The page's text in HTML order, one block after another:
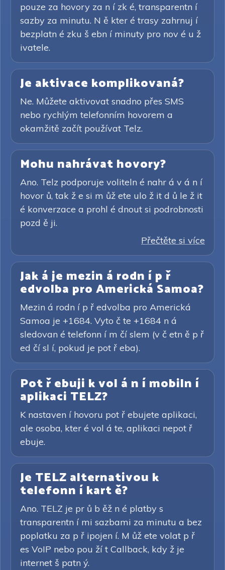
pouze za hovory za n í zk é, transparentn í
sazby za minutu. N ě kter é trasy zahrnuj í
bezplatn é zku š ebn í minuty pro nov é u ž
ivatele.
Je aktivace komplikovaná?
Ne. Můžete aktivovat snadno přes SMS
nebo rychlým telefonním hovorem a
okamžitě začít používat Telz.
Mohu nahrávat hovory?
Ano. Telz podporuje voliteln é nahr á v á n í
hovor ů, tak ž e si m ůž ete ulo ž it d ů le ž it
é konverzace a prohl é dnout si podrobnosti
pozd ě ji.
Přečtěte si více
Jak á je mezin á rodn í p ř
edvolba pro Americká Samoa?
Mezin á rodn í p ř edvolba pro Americká
Samoa je +1684. Vyto č te +1684 n á
sledovan é telefonn í m čí slem (v č etn ě p ř
ed čí sl í, pokud je pot ř eba).
Pot ř ebuji k vol á n í mobiln í
aplikaci TELZ?
K nastaven í hovoru pot ř ebujete aplikaci,
ale osoba, kter é vol á te, aplikaci nepot ř
ebuje.
Je TELZ alternativou k
telefonn í kart ě?
Ano. TELZ je pr ů b ěž n é platby s
transparentn í mi sazbami za minutu a bez
poplatku za p ř ipojen í. M ůž ete volat p ř
es VoIP nebo pou ží t Callback, kdy ž je
internet š patn ý.